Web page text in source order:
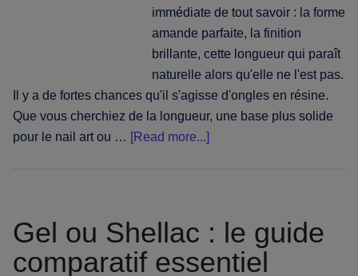
immédiate de tout savoir : la forme
amande parfaite, la finition
brillante, cette longueur qui paraît
naturelle alors qu'elle ne l'est pas.
Il y a de fortes chances qu'il s'agisse d'ongles en résine.
Que vous cherchiez de la longueur, une base plus solide
pour le nail art ou … [Read more...]about
le
guide
Gel ou Shellac : le guide
comparatif essentiel